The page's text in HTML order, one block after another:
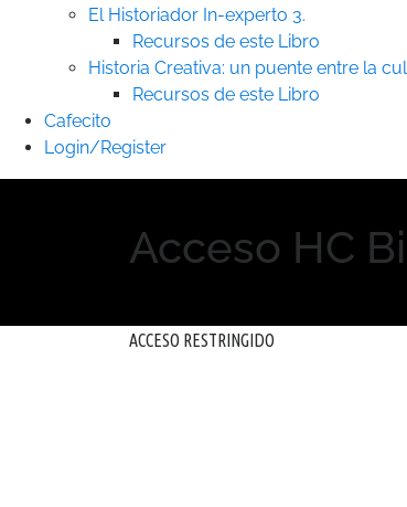
El Historiador In-experto 3.
Recursos de este Libro
Historia Creativa: un puente entre la
Recursos de este Libro
Cafecito
Login/Register
Acceso HC
ACCESO RESTRINGIDO